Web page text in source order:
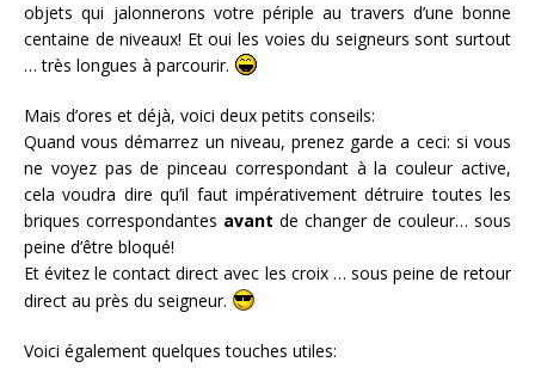
objets qui jalonnerons votre périple au travers d’une bonne
centaine de niveaux! Et oui les voies du seigneurs sont surtout
… très longues à parcourir.
Mais d’ores et déjà, voici deux petits conseils:
Quand vous démarrez un niveau, prenez garde a ceci: si vous
ne voyez pas de pinceau correspondant à la couleur active,
cela voudra dire qu’il faut impérativement détruire toutes les
briques correspondantes avant de changer de couleur… sous
peine d’être bloqué!
Et évitez le contact direct avec les croix … sous peine de retour
direct au près du seigneur.
Voici également quelques touches utiles: